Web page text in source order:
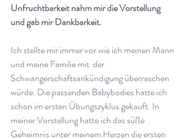
Unfruchtbarkeit nahm mir die Vorstellung
und gab mir Dankbarkeit.
Ich stellte mir immer vor wie ich meinen Mann
und meine Familie mit  der
Schwangerschaftsankündigung überraschen
würde. Die passenden Babybodies hatte ich
schon im ersten Übungszyklus gekauft. In
meiner Vorstellung hatte ich das süße
Geheimnis unter meinem Herzen die ersten